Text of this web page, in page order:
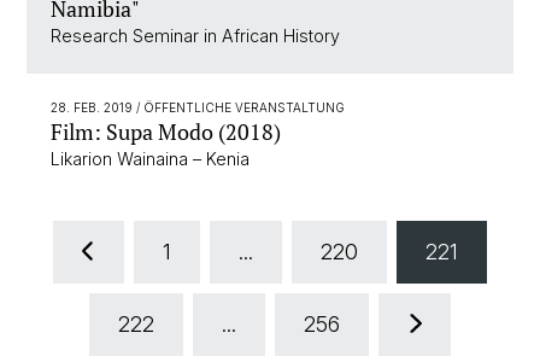
Namibia"
Research Seminar in African History
28. FEB. 2019 / ÖFFENTLICHE VERANSTALTUNG
Film: Supa Modo (2018)
Likarion Wainaina – Kenia
1 ... 220 221
222 ... 256